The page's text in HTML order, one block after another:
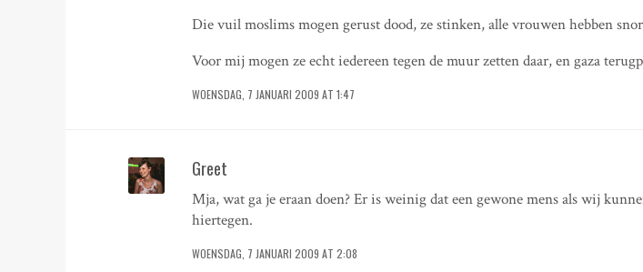
Die vuil moslims mogen gerust dood, ze stinken, alle vrouwen hebben
Voor mij mogen ze echt iedereen tegen de muur zetten daar, en gaza
WOENSDAG, 7 JANUARI 2009 AT 1:47
Greet
Mja, wat ga je eraan doen? Er is weinig dat een gewone mens als wij
hiertegen.
WOENSDAG, 7 JANUARI 2009 AT 2:08